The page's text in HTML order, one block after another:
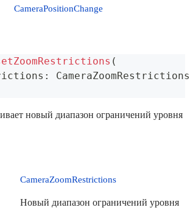
CameraPositionChange
(
:
CameraZoomRestrictions
новый диапазон ограничений уровня
CameraZoomRestrictions
Новый диапазон ограничений уровня